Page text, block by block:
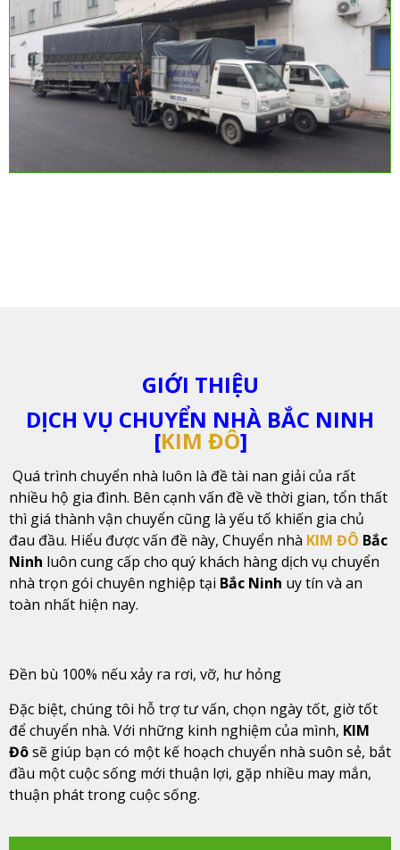
GIỚI THIỆU
DỊCH VỤ CHUYỂN NHÀ BẮC NINH
[KIM ĐÔ]
Quá trình chuyển nhà luôn là đề tài nan giải của rất
nhiều hộ gia đình. Bên cạnh vấn đề về thời gian, tổn thất
thì giá thành vận chuyển cũng là yếu tố khiến gia chủ
đau đầu. Hiểu được vấn đề này, Chuyển nhà KIM ĐÔ Bắc
Ninh luôn cung cấp cho quý khách hàng dịch vụ chuyển
nhà trọn gói chuyên nghiệp tại Bắc Ninh uy tín và an
toàn nhất hiện nay.
Đền bù 100% nếu xảy ra rơi, vỡ, hư hỏng
Đặc biệt, chúng tôi hỗ trợ tư vấn, chọn ngày tốt, giờ tốt
để chuyển nhà. Với những kinh nghiệm của mình, KIM
Đôsẽ giúp bạn có một kế hoạch chuyển nhà suôn sẻ, bắt
đầu một cuộc sống mới thuận lợi, gặp nhiều may mắn,
thuận phát trong cuộc sống.